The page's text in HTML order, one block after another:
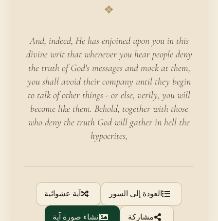
❖
And, indeed, He has enjoined upon you in this
divine writ that whenever you hear people deny
the truth of God's messages and mock at them,
you shall avoid their company until they begin
to talk of other things - or else, verily, you will
become like them. Behold, together with those
who deny the truth God will gather in hell the
hypocrites,
العودة إلى السور آية عشوائية
مشاركة إنشاء صورة آية